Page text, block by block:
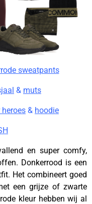
sweatpants
& muts
& hoodie
en super comfy,
Donkerrood is een
Het combineert goed
een grijze of zwarte
kleur hebben wij al